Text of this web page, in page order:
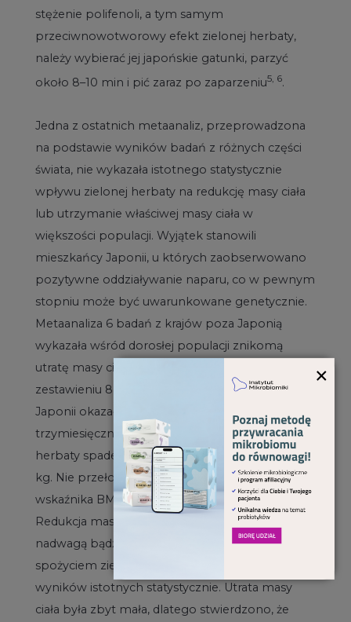
stężenie polifenoli, a tym samym
przeciwnowotworowy efekt zielonej herbaty,
należy wybierać jej japońskie gatunki, parzyć
około 8–10 min i pić zaraz po zaparzeniu5, 6.
Jedna z ostatnich metaanaliz, przeprowadzona
na podstawie wyników badań z różnych części
świata, nie wykazała istotnego statystycznie
wpływu zielonej herbaty na redukcję masy ciała
lub utrzymanie właściwej masy ciała w
większości populacji. Wyjątek stanowili
mieszkańcy Japonii, u których zaobserwowano
pozytywne oddziaływanie naparu, co w pewnym
stopniu może być uwarunkowane genetycznie.
Metaanaliza 6 badań z krajów poza Japonią
wykazała wśród dorosłej populacji znikomą
utratę masy ciała (średnio 0,04 kg), natomiast po
zestawieniu 8 badań przeprowadzonych w
Japonii okazało się, że po systematycznym
trzymiesięcznym spożyciu naparu zielonej
herbaty spadek masy ciała wahał się od 0,2 do 3,5
kg. Nie przełożyło się to istotnie na wartość
wskaźnika BMI, obwód talii oraz wskaźnik WHR.
Redukcja masy ciała wśród dorosłych osób z
nadwagą bądź otyłością, związana z regularnym
spożyciem zielonej herbaty, nie wykazała
wyników istotnych statystycznie. Utrata masy
ciała była zbyt mała, dlatego stwierdzono, że
×